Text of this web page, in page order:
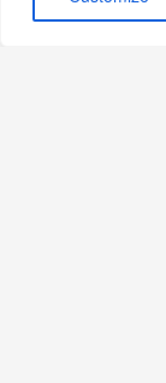
Misket köfteli